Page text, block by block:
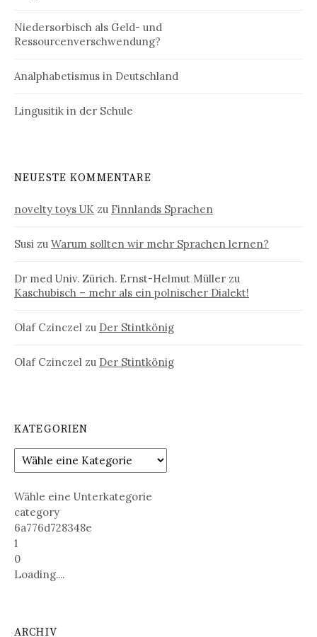
Niedersorbisch als Geld- und
Ressourcenverschwendung?
Analphabetismus in Deutschland
Lingusitik in der Schule
NEUESTE KOMMENTARE
novelty toys UK zu Finnlands Sprachen
Susi zu Warum sollten wir mehr Sprachen lernen?
Dr med Univ. Zürich. Ernst-Helmut Müller zu
Kaschubisch – mehr als ein polnischer Dialekt!
Olaf Czinczel zu Der Stintkönig
Olaf Czinczel zu Der Stintkönig
KATEGORIEN
Wähle eine Unterkategorie
category
6a776d728348e
1
0
Loading....
ARCHIV